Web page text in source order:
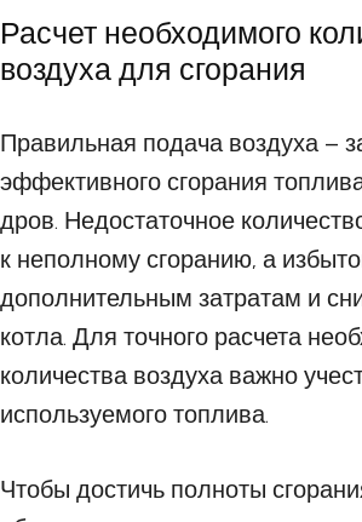
Расчет необходимого
воздуха для сгорания
Правильная подача воздуха –
эффективного сгорания
дров. Недостаточное
к неполному сгоранию, а
дополнительным затратам и
котла. Для точного расчета
количества воздуха важно
используемого топлива.
Чтобы достичь полноты